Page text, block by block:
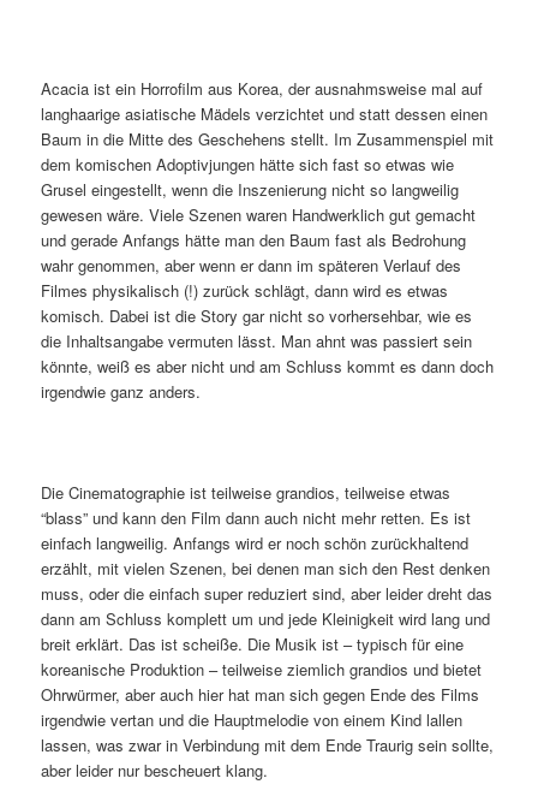
Acacia ist ein Horrofilm aus Korea, der ausnahmsweise mal auf
langhaarige asiatische Mädels verzichtet und statt dessen einen
Baum in die Mitte des Geschehens stellt. Im Zusammenspiel mit
dem komischen Adoptivjungen hätte sich fast so etwas wie
Grusel eingestellt, wenn die Inszenierung nicht so langweilig
gewesen wäre. Viele Szenen waren Handwerklich gut gemacht
und gerade Anfangs hätte man den Baum fast als Bedrohung
wahr genommen, aber wenn er dann im späteren Verlauf des
Filmes physikalisch (!) zurück schlägt, dann wird es etwas
komisch. Dabei ist die Story gar nicht so vorhersehbar, wie es
die Inhaltsangabe vermuten lässt. Man ahnt was passiert sein
könnte, weiß es aber nicht und am Schluss kommt es dann doch
irgendwie ganz anders.
Die Cinematographie ist teilweise grandios, teilweise etwas
“blass” und kann den Film dann auch nicht mehr retten. Es ist
einfach langweilig. Anfangs wird er noch schön zurückhaltend
erzählt, mit vielen Szenen, bei denen man sich den Rest denken
muss, oder die einfach super reduziert sind, aber leider dreht das
dann am Schluss komplett um und jede Kleinigkeit wird lang und
breit erklärt. Das ist scheiße. Die Musik ist – typisch für eine
koreanische Produktion – teilweise ziemlich grandios und bietet
Ohrwürmer, aber auch hier hat man sich gegen Ende des Films
irgendwie vertan und die Hauptmelodie von einem Kind lallen
lassen, was zwar in Verbindung mit dem Ende Traurig sein sollte,
aber leider nur bescheuert klang.